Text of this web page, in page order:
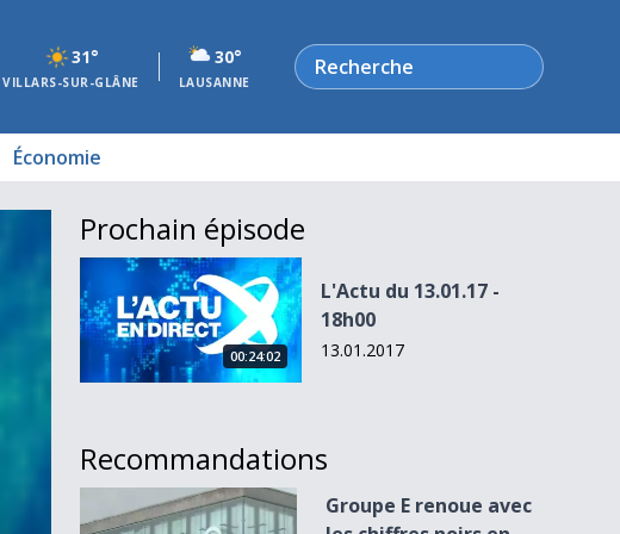
31°
VILLARS-SUR-GLÂNE
30°
LAUSANNE
Rechercher
Économie
Prochain épisode
L&#039;Actu du 13.01.17 - 18h00
00:24:02
L'Actu du 13.01.17 -
18h00
13.01.2017
Recommandations
Groupe E renoue avec les chiffres noirs en 2015
Groupe E renoue avec